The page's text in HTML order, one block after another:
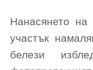
Нанасянето на
участък
белези